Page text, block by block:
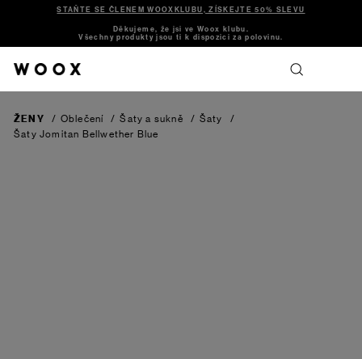
STAŇTE SE ČLENEM WOOXKLUBU, ZÍSKEJTE 50% SLEVU
Děkujeme, že jsi ve Woox klubu.
Všechny produkty jsou ti k dispozici za polovinu.
ŽENY / Oblečení / Šaty a sukně / Šaty
/
Šaty Jomitan Bellwether Blue